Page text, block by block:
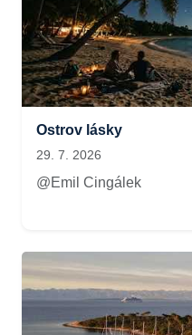
Ostrov lásky
29. 7. 2026
@Emil Cingálek